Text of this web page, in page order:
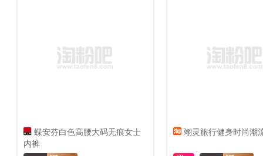
蝶安芬白色高腰大码无痕女士
内裤
翊灵旅行健身时尚潮